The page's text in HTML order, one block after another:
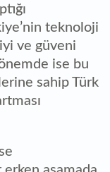
teknoloji
ve güveni
ise bu
sahip Türk